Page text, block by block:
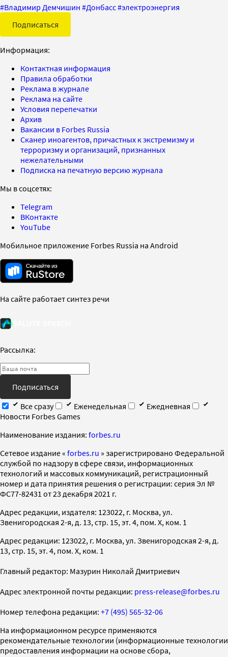
#Владимир Демчишин #Донбасс#электроэнергия
Подписаться
Информация:
Контактная информация
Правила обработки
Реклама в журнале
Реклама на сайте
Условия перепечатки
Архив
Вакансии в Forbes Russia
Сканер иноагентов, причастных к экстремизму и
терроризму и организаций, признанных
нежелательными
Подписка на печатную версию журнала
Мы в соцсетях:
Telegram
ВКонтакте
YouTube
Мобильное приложение Forbes Russia на Android
На сайте работает синтез речи
Рассылка:
Подписаться
Все сразу
Еженедельная
Ежедневная
Новости Forbes Games
Наименование издания: forbes.ru
Cетевое издание « forbes.ru » зарегистрировано Федеральной
службой по надзору в сфере связи, информационных
технологий и массовых коммуникаций, регистрационный
номер и дата принятия решения о регистрации: серия Эл №
ФС77-82431 от 23 декабря 2021 г.
Адрес редакции, издателя: 123022, г. Москва, ул.
Звенигородская 2-я, д. 13, стр. 15, эт. 4, пом. X, ком. 1
Адрес редакции: 123022, г. Москва, ул. Звенигородская 2-я, д.
13, стр. 15, эт. 4, пом. X, ком. 1
Главный редактор: Мазурин Николай Дмитриевич
Адрес электронной почты редакции: press-release@forbes.ru
Номер телефона редакции: +7 (495) 565-32-06
На информационном ресурсе применяются
рекомендательные технологии (информационные технологии
предоставления информации на основе сбора,